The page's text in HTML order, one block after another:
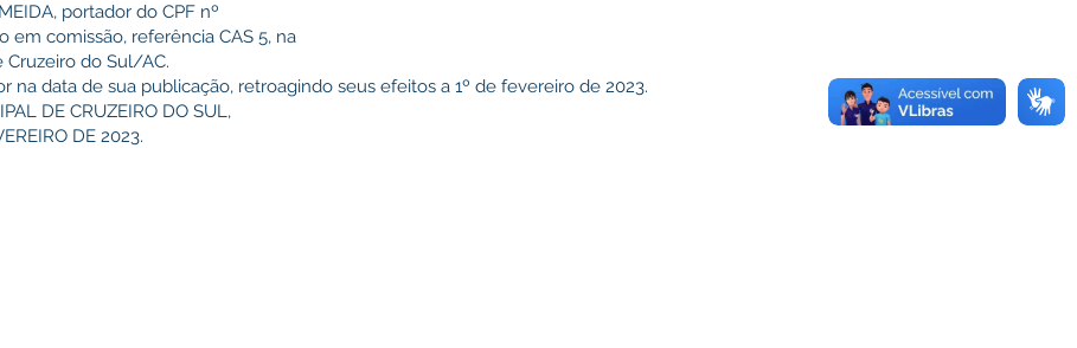
portador do CPF nº
em comissão, referência CAS 5, na
Cruzeiro do Sul/AC.
na data de sua publicação, retroagindo seus efeitos a 1º de fevereiro de 2023.
DE CRUZEIRO DO SUL,
DE 2023.